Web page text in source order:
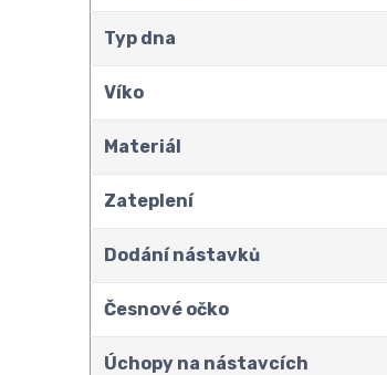
Typ dna
Víko
Materiál
Zateplení
Dodání nástavků
Česnové očko
Úchopy na nástavcích